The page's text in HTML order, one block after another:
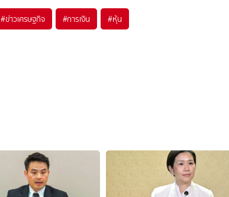
#ข่าวเศรษฐกิจ #การเงิน #หุ้น